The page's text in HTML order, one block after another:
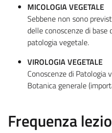
MICOLOGIA VEGETALE
Sebbene non sono
delle conoscenze di base
patologia vegetale.
VIROLOGIA VEGETALE
Conoscenze di Patologia
Botanica generale
Frequenza